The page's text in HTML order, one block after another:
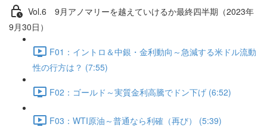
Vol.6 9⽉アノマリーを越えていけるか最終四半期（2023年
9月30日）
F01：イントロ＆中銀・金利動向～急減する米ドル流動
性の行方は？ (7:55)
F02：ゴールド～実質金利高騰でドン下げ (6:52)
F03：WTI原油～普通なら利確（再び） (5:39)